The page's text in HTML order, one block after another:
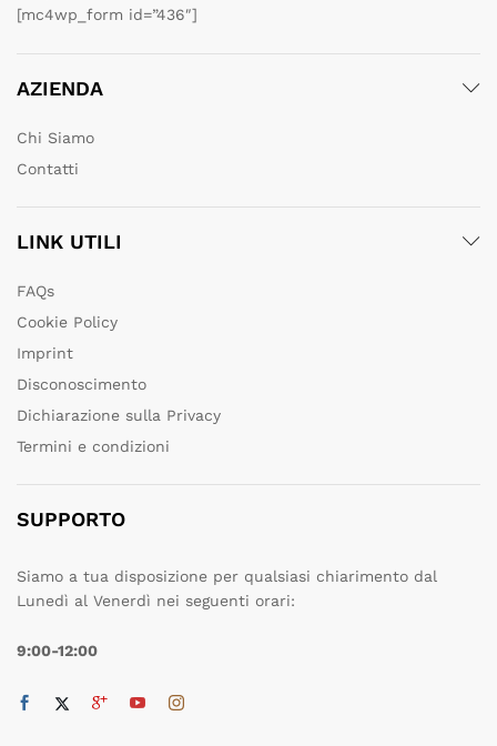
[mc4wp_form id=”436″]
AZIENDA
Chi Siamo
Contatti
LINK UTILI
FAQs
Cookie Policy
Imprint
Disconoscimento
Dichiarazione sulla Privacy
Termini e condizioni
SUPPORTO
Siamo a tua disposizione per qualsiasi chiarimento dal
Lunedì al Venerdì nei seguenti orari:
9:00-12:00